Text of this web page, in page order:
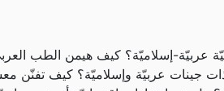
إسلاميّة؟ كيف هيمن الطب
جينات عربيّة وإسلاميّة؟ كيف تفنّن